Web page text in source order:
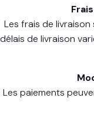
Les frais de
délais de livraison
Les paiements